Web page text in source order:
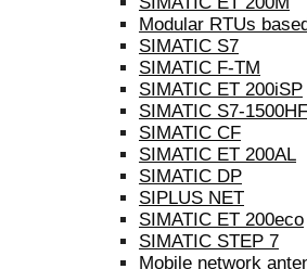
Modular RTUs
SIMATIC S7
SIMATIC F-TM
SIMATIC ET 200iSP
SIMATIC S7-1500HF
SIMATIC CF
SIMATIC ET 200AL
SIMATIC DP
SIPLUS NET
SIMATIC ET 200eco
SIMATIC STEP 7
Mobile network